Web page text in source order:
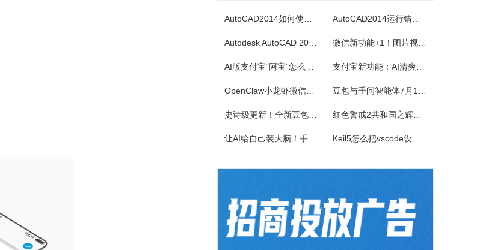
掼蛋是一种以华东为主，在淮安以及周边地区广为流传的扑克游戏，起源于江苏省淮安市，故又称淮安掼蛋，是由地方的扑克牌局跑得快和八十分发展演化而来。★★★游戏特色★★★经典掼蛋，正宗地道玩法劲爆体验，玩法多样超刺激组队PK，高手过招见真章电视独播，真人竞技挑战赛
《腾讯桌球》真人实时对战桌球手游，还原现实桌球玩法-8球、斯诺克、9球、血流玩法，简单流行的操作方式，绚丽的动画特效，配以真实的物理参数，精准的进球，激动人心的赛事。游戏设有1V1匹配、3人欢乐场、8人锦标赛、斯诺克、9球玩法、血流等玩法，玩家可以自由选择参与，并用自己精湛的技巧来获得丰厚的奖金。尖...
超级台球大师
AutoCAD2014如何使用图案填充 AutoCAD2014运行错误怎么办
Autodesk AutoCAD 2014安装教程 微信新功能+1！图片视频合并功能来了
AI版支付宝“阿宝”怎么用？右滑切换方法与内测邀请码获取指南 支付宝新功能：AI清爽版“阿宝”公测！
OpenClaw小龙虾微信接入教程：服务器部署、API Key配置 豆包与千问智能体7月15日下线！附3步完整数据备份与导出教程
史诗级更新！全新豆包视频通话功能来了 红色警戒2共和国之辉快捷键
让AI给自己装大脑！手把手教你学会安装使用Agent Skill Keil5怎么把vscode设置外部编辑器